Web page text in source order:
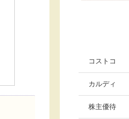
コストコ
カルディ
株主優待